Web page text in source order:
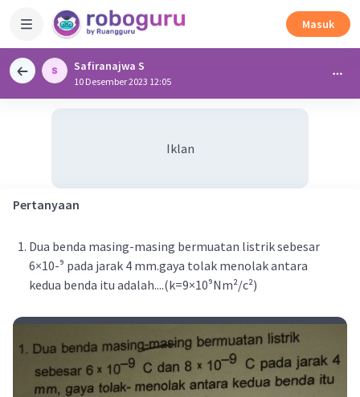
Masuk
Safiranajwa S
10 Desember 2023 12:05
Iklan
Pertanyaan
Dua benda masing-masing bermuatan listrik sebesar
6×10-⁹ pada jarak 4 mm.gaya tolak menolak antara
kedua benda itu adalah....(k=9×10⁹Nm²/c²)